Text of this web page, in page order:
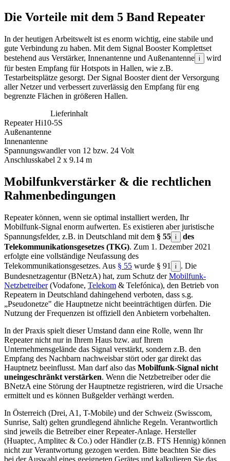
Die Vorteile mit dem 5 Band Repeater
In der heutigen Arbeitswelt ist es enorm wichtig, eine stabile und
gute Verbindung zu haben. Mit dem Signal Booster Komplettset
bestehend aus Verstärker, Innenantenne und Außenantenne i
wird
für besten Empfang für Hotspots in Hallen, wie z.B.
Testarbeitsplätze gesorgt. Der Signal Booster dient der Versorgung
aller Netzer und verbessert zuverlässig den Empfang für eng
begrenzte Flächen in größeren Hallen.
Lieferinhalt
Repeater Hi10-5S
Außenantenne
Innenantenne
Spannungswandler von 12 bzw. 24 Volt
Anschlusskabel 2 x 9.14 m
Mobilfunkverstärker & die rechtlichen
Rahmenbedingungen
Repeater können, wenn sie optimal installiert werden, Ihr
Mobilfunk-Signal enorm aufwerten. Es existieren aber juristische
Spannungsfelder, z.B. in Deutschland mit dem § 55 i
des
Telekommunikationsgesetzes (TKG). Zum 1. Dezember 2021
erfolgte eine vollständige Neufassung des
Telekommunikationsgesetzes. Aus § 55 wurde § 91 i
. Die
Bundesnetzagentur (BNetzA) hat, zum Schutz derMobilfunk-
Netzbetreiber(Vodafone, Telekom & Telefónica), den Betrieb von
Repeatern in Deutschland dahingehend verboten, dass s.g.
„Pseudonetze" die Hauptnetze nicht beeinträchtigen dürfen. Die
Nutzung der Frequenzen ist offiziell den Anbietern vorbehalten.
In der Praxis spielt dieser Umstand dann eine Rolle, wenn Ihr
Repeater nicht nur in Ihrem Haus bzw. auf Ihrem
Unternehmensgelände das Signal verstärkt, sondern z.B. den
Empfang des Nachbarn nachweisbar stört oder gar direkt das
Hauptnetz beeinflusst. Man darf also das Mobilfunk-Signal nicht
uneingeschränkt verstärken. Wenn die Netzbetreiber oder die
BNetzA eine Störung der Hauptnetze registrieren, wird die Ursache
ermittelt und es können Bußgelder verhängt werden.
In Österreich (Drei, A1, T-Mobile) und der Schweiz (Swisscom,
Sunrise, Salt) gelten grundlegend ähnliche Regeln. Verantwortlich
sind jeweils die Betreiber einer Repeater-Anlage. Hersteller
(Huaptec, Amplitec & Co.) oder Händler (z.B. FTS Hennig) können
nicht zur Verantwortung gezogen werden. Bitte beachten Sie dies
bei der Auswahl eines geeigneten Gerätes und kalkulieren Sie das